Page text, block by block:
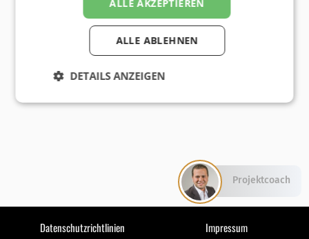
Datenschutzrichtlinien Impressum
ALLE AKZEPTIEREN
ALLE ABLEHNEN
DETAILS ANZEIGEN
Projektcoach